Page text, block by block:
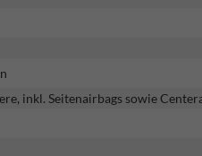
inkl. Seitenairbags sowie